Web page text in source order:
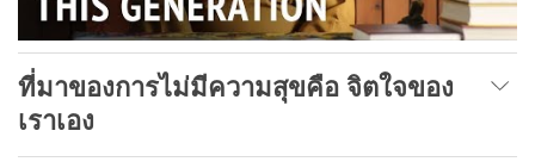
ที่มาของการไม่มีความสุขคือ จิตใจของ
เราเอง